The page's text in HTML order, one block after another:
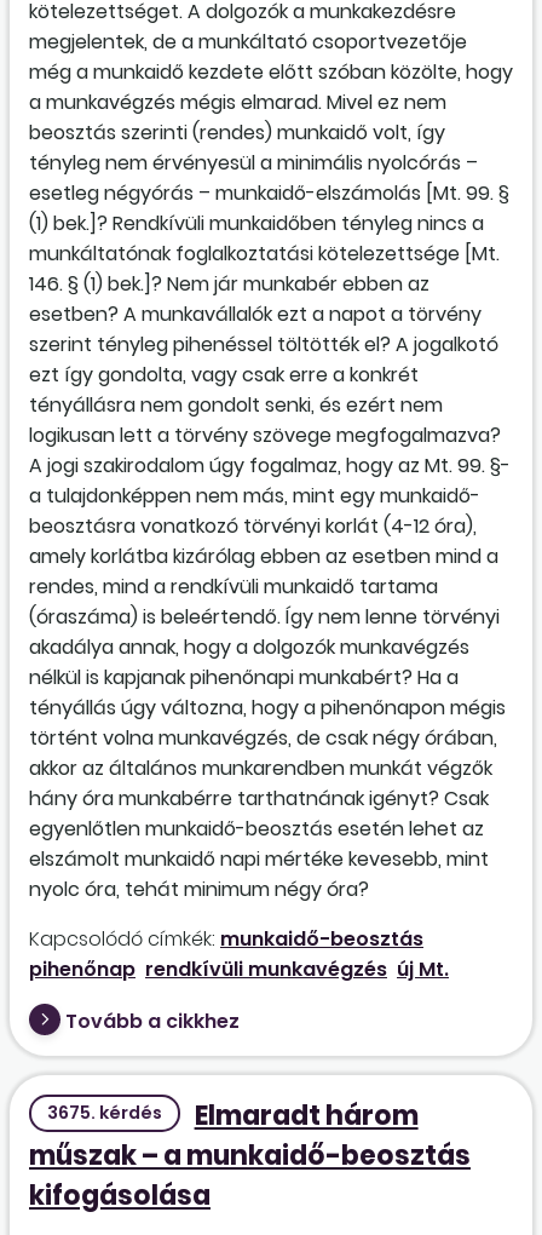
kötelezettséget. A dolgozók a munkakezdésre
megjelentek, de a munkáltató csoportvezetője
még a munkaidő kezdete előtt szóban közölte, hogy
a munkavégzés mégis elmarad. Mivel ez nem
beosztás szerinti (rendes) munkaidő volt, így
tényleg nem érvényesül a minimális nyolcórás –
esetleg négyórás – munkaidő-elszámolás [Mt. 99. §
(1) bek.]? Rendkívüli munkaidőben tényleg nincs a
munkáltatónak foglalkoztatási kötelezettsége [Mt.
146. § (1) bek.]? Nem jár munkabér ebben az
esetben? A munkavállalók ezt a napot a törvény
szerint tényleg pihenéssel töltötték el? A jogalkotó
ezt így gondolta, vagy csak erre a konkrét
tényállásra nem gondolt senki, és ezért nem
logikusan lett a törvény szövege megfogalmazva?
A jogi szakirodalom úgy fogalmaz, hogy az Mt. 99. §-
a tulajdonképpen nem más, mint egy munkaidő-
beosztásra vonatkozó törvényi korlát (4-12 óra),
amely korlátba kizárólag ebben az esetben mind a
rendes, mind a rendkívüli munkaidő tartama
(óraszáma) is beleértendő. Így nem lenne törvényi
akadálya annak, hogy a dolgozók munkavégzés
nélkül is kapjanak pihenőnapi munkabért? Ha a
tényállás úgy változna, hogy a pihenőnapon mégis
történt volna munkavégzés, de csak négy órában,
akkor az általános munkarendben munkát végzők
hány óra munkabérre tarthatnának igényt? Csak
egyenlőtlen munkaidő-beosztás esetén lehet az
elszámolt munkaidő napi mértéke kevesebb, mint
nyolc óra, tehát minimum négy óra?
Kapcsolódó címkék: munkaidő-beosztás
pihenőnap rendkívüli munkavégzés új Mt.
Tovább a cikkhez
3675. kérdés
Elmaradt három
műszak – a munkaidő-beosztás
kifogásolása